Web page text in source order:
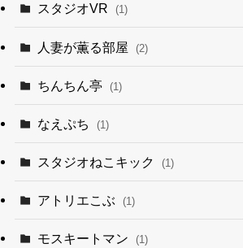
スタジオVR (1)
人妻が薫る部屋 (2)
ちんちん亭 (1)
なえぷち (1)
スタジオねこキック (1)
アトリエこぶ (1)
モスキートマン (1)